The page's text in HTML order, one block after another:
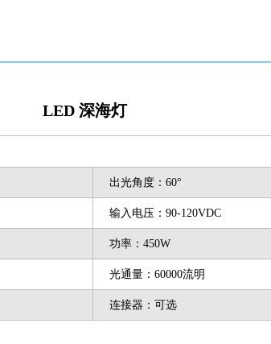
LED 深海灯
出光角度：60°
输入电压：90-120VDC
功率：450W
光通量：60000流明
连接器：可选